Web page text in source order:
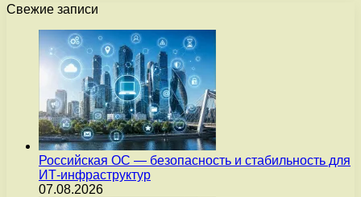
Свежие записи
Российская ОС — безопасность и стабильность для
ИТ-инфраструктур
07.08.2026